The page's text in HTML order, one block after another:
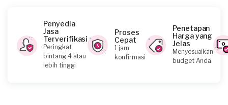
Ina requested Daily Cleaning
30 menit yang lalu
Jakarta Selatan, Jakarta
Penyedia
Jasa
Terverifikasi
Peringkat
bintang 4 atau
lebih tinggi
Proses
Cepat
1 jam
konfirmasi
Penetapan
Harga yang
Jelas
Menyesuaikan
budget Anda